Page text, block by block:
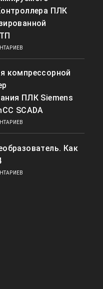
ПЛК
компрессорной
ПЛК Siemens
SCADA
Как